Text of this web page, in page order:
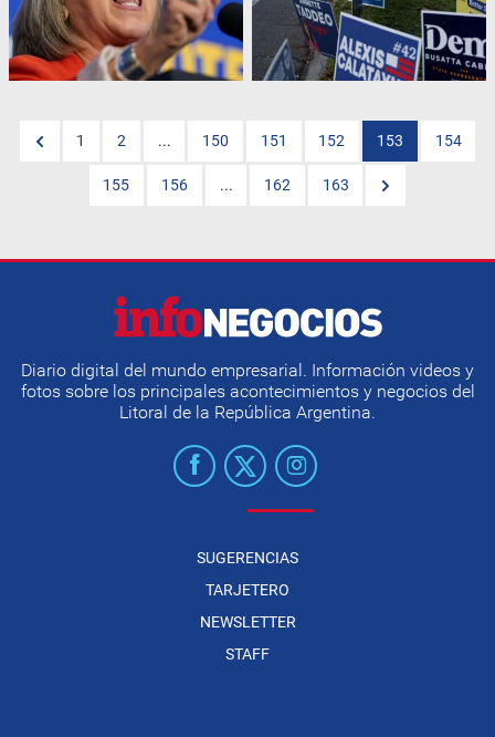
1 2 ... 150 151 152 153 154
155 156 ... 162 163
Diario digital del mundo empresarial. Información videos y
fotos sobre los principales acontecimientos y negocios del
Litoral de la República Argentina.
SUGERENCIAS
TARJETERO
NEWSLETTER
STAFF